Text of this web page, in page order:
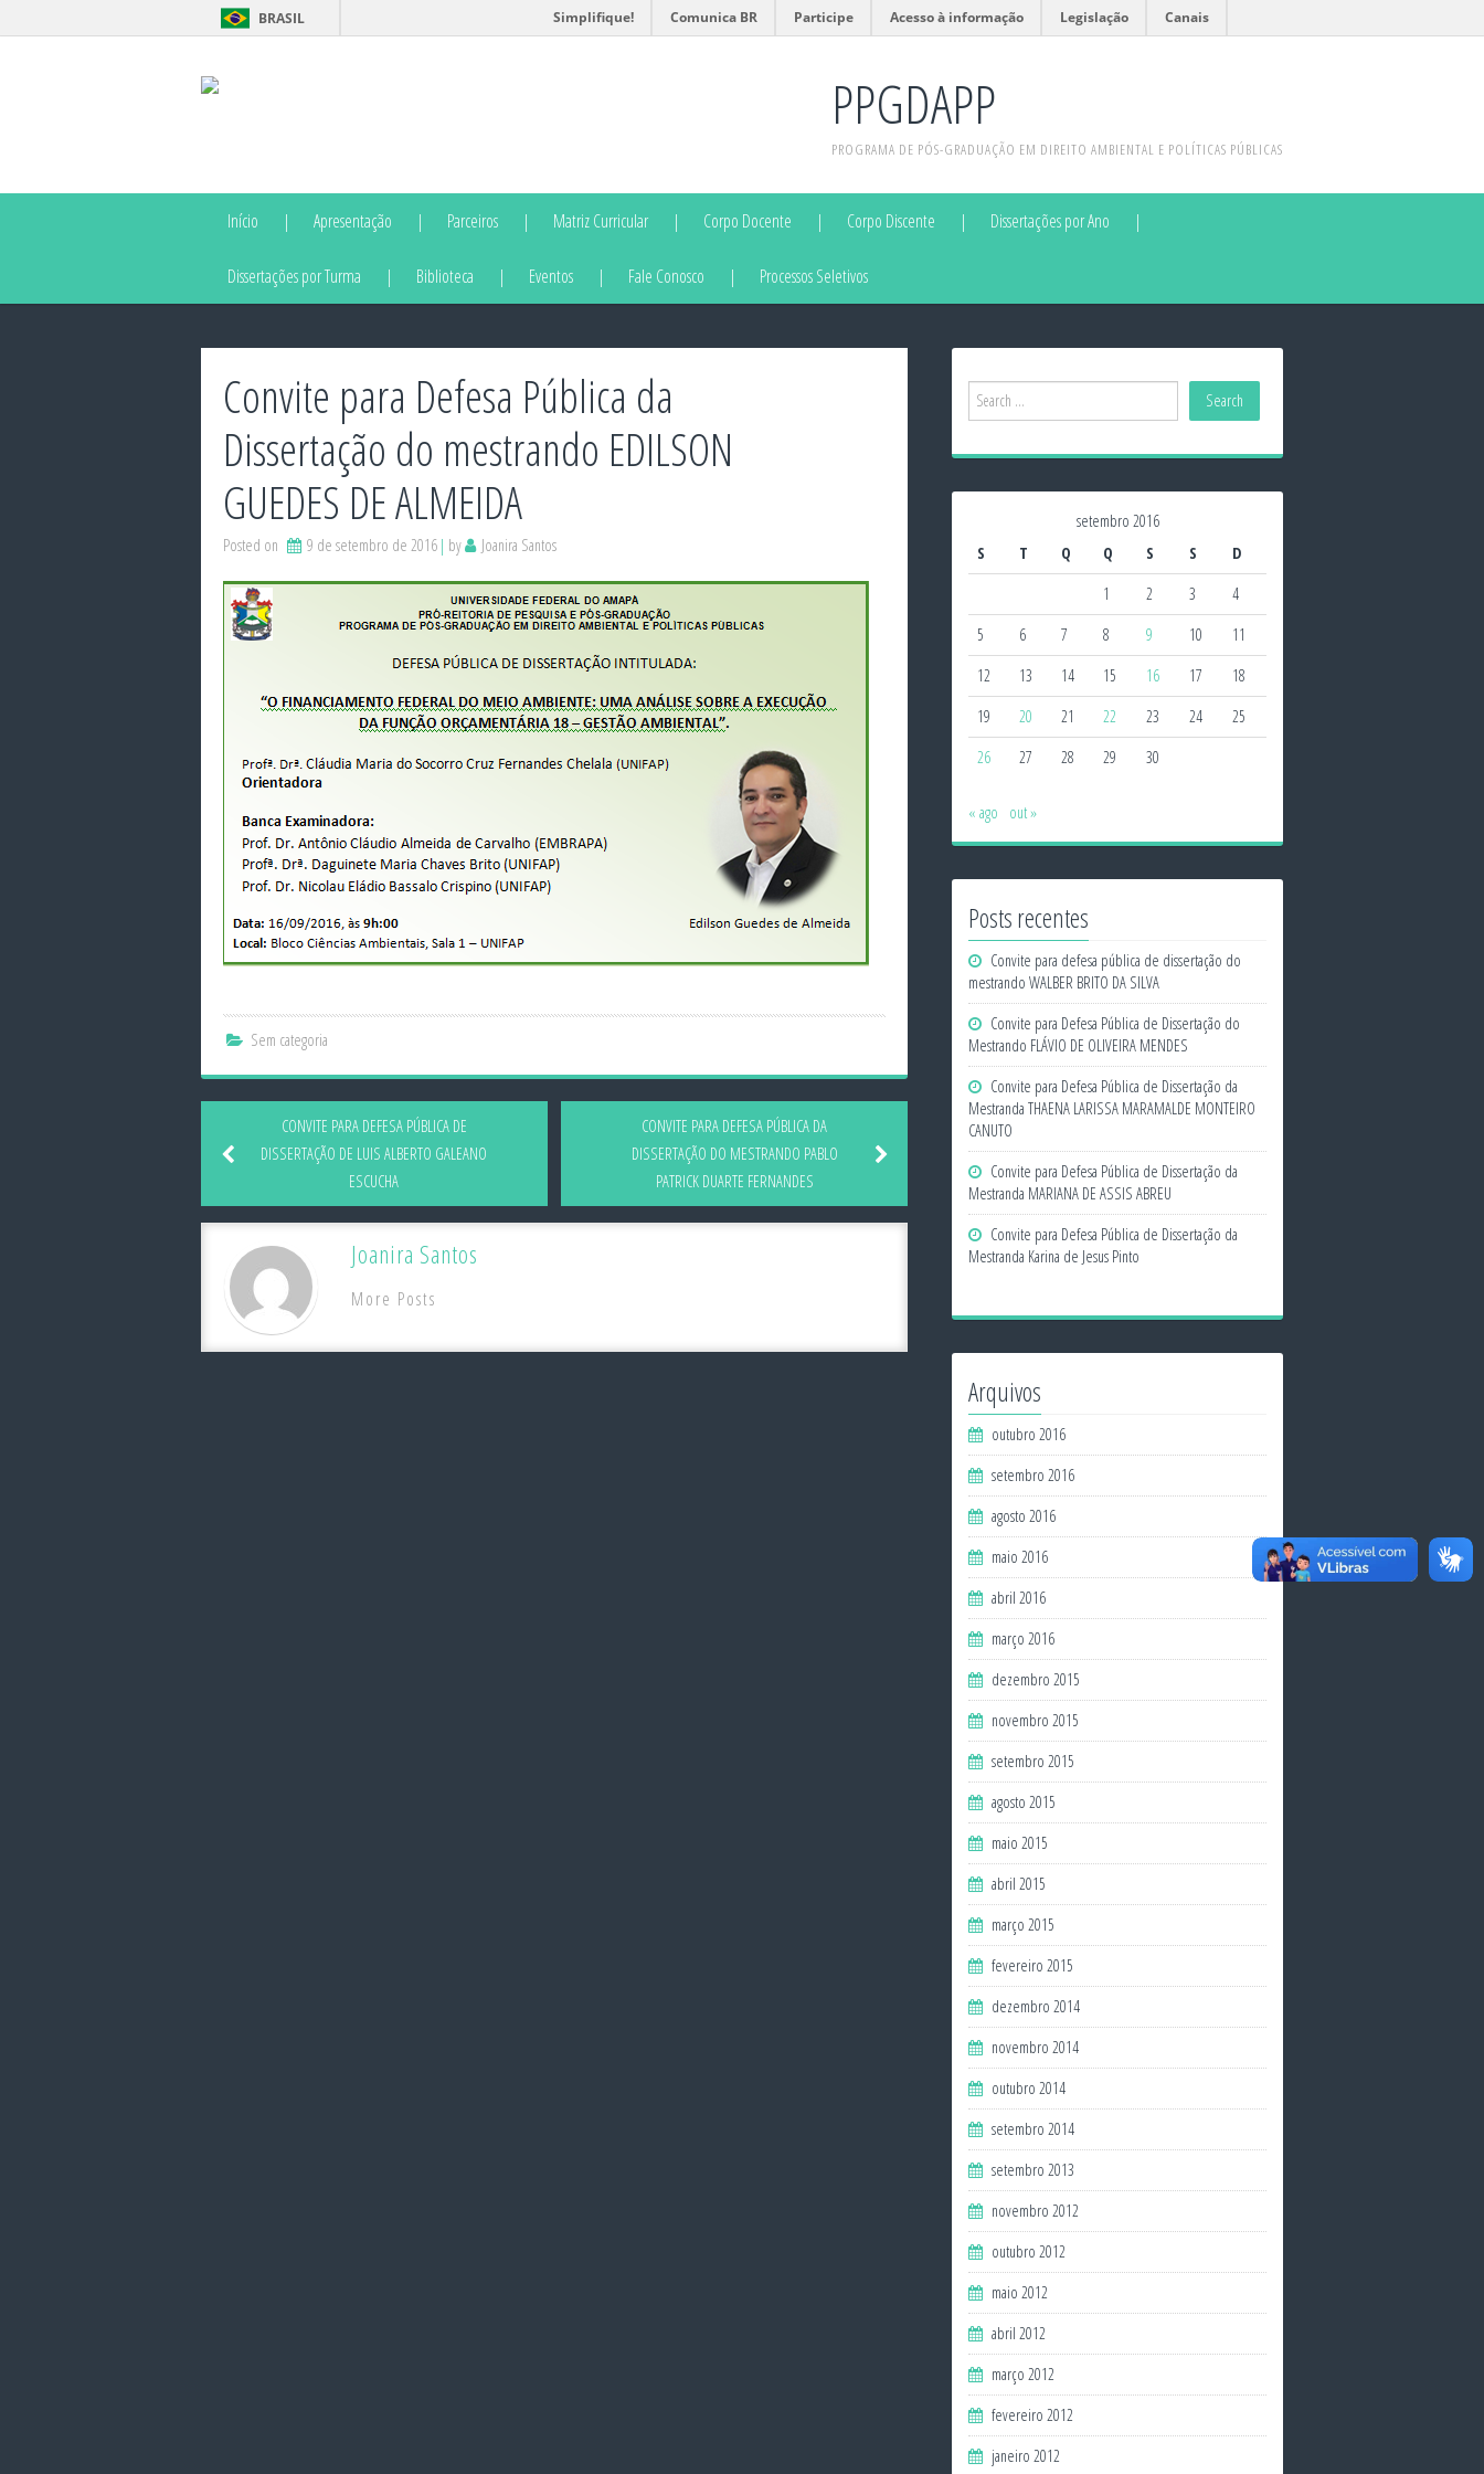
BRASIL Simplifique! Comunica BR Participe Acesso à informação Legislação Canais
PPGDAPP
PROGRAMA DE PÓS-GRADUAÇÃO EM DIREITO AMBIENTAL E POLÍTICAS PÚBLICAS
Início Apresentação Parceiros Matriz Curricular Corpo Docente Corpo Discente Dissertações por Ano
Dissertações por Turma Biblioteca Eventos Fale Conosco Processos Seletivos
Convite para Defesa Pública da
Dissertação do mestrando EDILSON
GUEDES DE ALMEIDA
Posted on 9 de setembro de 2016 by Joanira Santos
Sem categoria
CONVITE PARA DEFESA PÚBLICA DE
DISSERTAÇÃO DE LUIS ALBERTO GALEANO
ESCUCHA
CONVITE PARA DEFESA PÚBLICA DA
DISSERTAÇÃO DO MESTRANDO PABLO
PATRICK DUARTE FERNANDES
Joanira Santos
More Posts
setembro 2016
S
T Q Q S S
D
1
2 3
4
5
6 7 8 9 10
11
12
13 14 15 16 17
18
19
20 21 22 23 24
25
26
27 28 29 30
« ago out »
Posts recentes
Convite para defesa pública de dissertação do
mestrando WALBER BRITO DA SILVA
Convite para Defesa Pública de Dissertação do
Mestrando FLÁVIO DE OLIVEIRA MENDES
Convite para Defesa Pública de Dissertação da
Mestranda THAENA LARISSA MARAMALDE MONTEIRO
CANUTO
Convite para Defesa Pública de Dissertação da
Mestranda MARIANA DE ASSIS ABREU
Convite para Defesa Pública de Dissertação da
Mestranda Karina de Jesus Pinto
Arquivos
outubro 2016
setembro 2016
agosto 2016
maio 2016
abril 2016
março 2016
dezembro 2015
novembro 2015
setembro 2015
agosto 2015
maio 2015
abril 2015
março 2015
fevereiro 2015
dezembro 2014
novembro 2014
outubro 2014
setembro 2014
setembro 2013
novembro 2012
outubro 2012
maio 2012
abril 2012
março 2012
fevereiro 2012
janeiro 2012